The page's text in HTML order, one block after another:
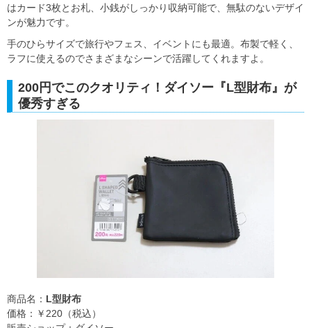
はカード3枚とお札、小銭がしっかり収納可能で、無駄のないデザイ
ンが魅力です。
手のひらサイズで旅行やフェス、イベントにも最適。布製で軽く、
ラフに使えるのでさまざまなシーンで活躍してくれますよ。
200円でこのクオリティ！ダイソー『L型財布』が
優秀すぎる
商品名： L型財布
価格：￥220（税込）